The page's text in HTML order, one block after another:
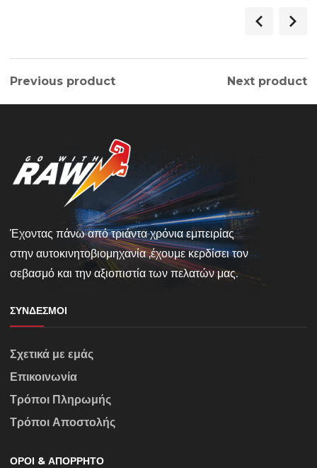
Previous product Next product
Έχοντας πάνω από τριάντα χρόνια εμπειρίας
στην αυτοκινητοβιομηχανία ,έχουμε κερδίσει τον
σεβασμό και την αξιοπιστία των πελατών μας.
ΣΎΝΔΕΣΜΟΙ
Σχετικά με εμάς
Επικοινωνία
Τρόποι Πληρωμής
Τρόποι Αποστολής
ΌΡΟΙ & ΑΠΌΡΡΗΤΟ